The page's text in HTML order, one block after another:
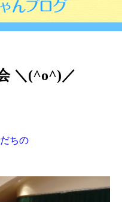
＼(^o^)／
ちの